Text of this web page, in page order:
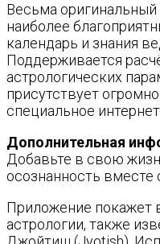
Весьма
наиболее
календарь и знания
Поддерживается
астрологических
присутствует
специальное
Дополнительная
Добавьте в свою
осознанность вместе
Приложение покажет
астрологии, также